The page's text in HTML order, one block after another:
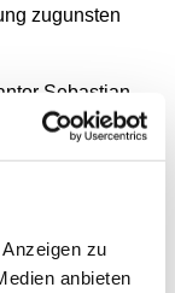
zu
anbieten
zugunsten
Sebastian
zu den
.